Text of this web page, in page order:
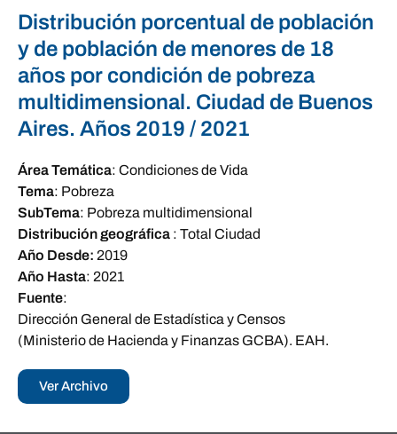
Distribución porcentual de población
y de población de menores de 18
años por condición de pobreza
multidimensional. Ciudad de Buenos
Aires. Años 2019 / 2021
Área Temática: Condiciones de Vida
Tema: Pobreza
SubTema: Pobreza multidimensional
Distribución geográfica : Total Ciudad
Año Desde: 2019
Año Hasta: 2021
Fuente:
Dirección General de Estadística y Censos
(Ministerio de Hacienda y Finanzas GCBA). EAH.
Ver Archivo